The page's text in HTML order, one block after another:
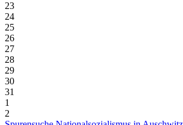
23
24
25
26
27
28
29
30
31
1
2